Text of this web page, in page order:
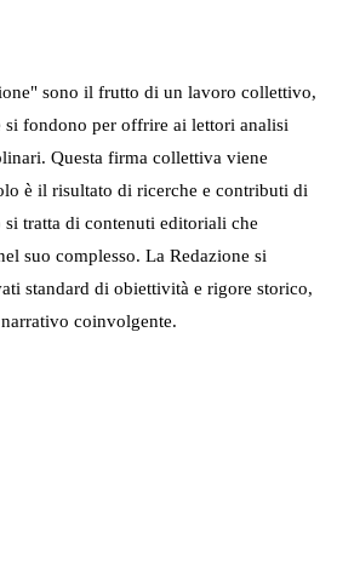
sono il frutto di un lavoro collettivo,
si fondono per offrire ai lettori analisi
Questa firma collettiva viene
è il risultato di ricerche e contributi di
tratta di contenuti editoriali che
suo complesso. La Redazione si
standard di obiettività e rigore storico,
coinvolgente.